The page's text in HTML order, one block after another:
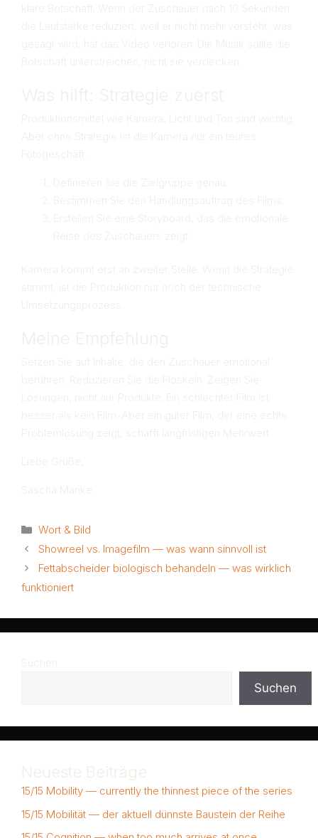
klare Botschaft. Wenn der Zuschauer nach 10 Sekunden
die Lautstärke reduziert, weil er nicht mehr versteht, was
gesagt wird, hat das Video verloren. Die Musik sollte die
Botschaft unterstreichen, nicht sie verdecken.
Was hilft: Strategie zuerst
Produktionsmittel wie Kamera, Licht und Ton sind wichtig.
Aber ohne Strategie ist die Kamera nur ein teures
Fotogeschäft.
Definieren Sie die Zielgruppe genau.
Bestimmen Sie den Handlungsauftrag des Films.
Erstellen Sie eine Storyboard, das die emotionale
Reise des Zuschauers zeigt.
Kamera kommt erst an zweiter Stelle. Wenn die Strategie
stimmt, ist die Produktion nur noch der technische
Umsetzungsprozess.
Meine Empfehlung
Setzen Sie auf Inhalte, die den Zuschauer emotional
berühren. Reduzieren Sie die Floskeln. Zeigen Sie
Lösungen, nicht nur Produkte. Ein schlechter Film ist
besser als kein Film. Aber ein guter Film, der eine echte
Problemlösung zeigt, schafft langfristigen Mehrwert.
Liebe Grüße,
Sascha Manke
Kategorien
Wort & Bild
Showreel vs. Imagefilm — was wann sinnvoll ist
Fettabscheider biologisch behandeln — was wirklich
funktioniert
Suchen
Suchen
Neueste Beiträge
15/15 Mobility — currently the thinnest piece of the series
15/15 Mobilität — der aktuell dünnste Baustein der Reihe